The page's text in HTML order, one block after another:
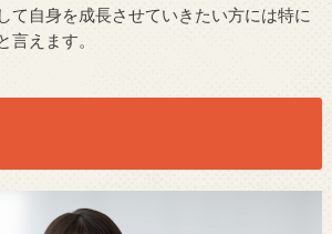
て自身を成長させていきたい方には特に
言えます。